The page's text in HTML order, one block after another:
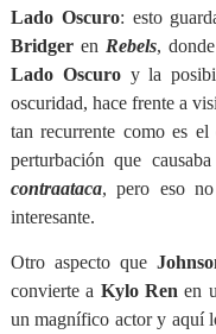
Lado Oscuro: esto
Bridger en Rebels,
Lado Oscuroy la
oscuridad, hace frente a
tan recurrente como es
perturbación que
contraataca, pero eso no
interesante.
Otro aspecto que
convierte a Kylo Ren en
un magnífico actor y aquí